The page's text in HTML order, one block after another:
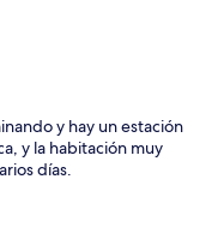
y hay un estación
y la habitación muy
días.